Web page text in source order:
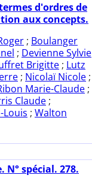
d'ordres de
aux concepts.
; Boulanger
; Devienne Sylvie
Brigitte ; Lutz
; Nicolaï Nicole ;
Marie-Claude ;
Claude ;
Louis ; Walton
N° spécial. 278.